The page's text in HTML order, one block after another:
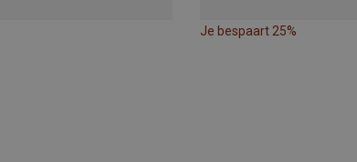
Je bespaart 25%